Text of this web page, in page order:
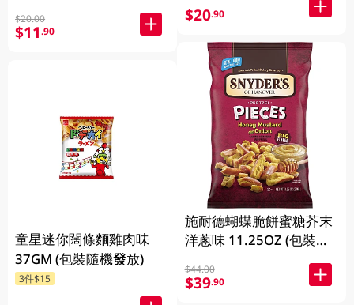
$20.00
$11.90
童星迷你闊條麵雞肉味
37GM (包裝隨機發放)
3件$15
$20.90
施耐德蝴蝶脆餅蜜糖芥末
洋蔥味 11.25OZ (包裝隨
$44.00
$39.90